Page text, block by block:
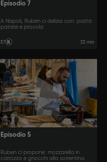
Episodio 7
A Napoli, Ruben ci delizia con: pasta
patate e provola
E7 33 min
Episodio 5
Ruben ci propone: mozzarella in
carrozza e gnocchi alla sorrentina.